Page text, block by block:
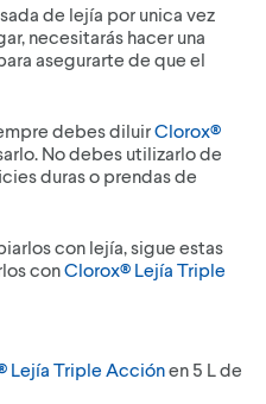
de lejía por unica vez
necesitarás hacer una
asegurarte de que el
debes diluirClorox®
No debes utilizarlo de
duras o prendas de
con lejía, sigue estas
conClorox® Lejía Triple
Lejía Triple Acciónen 5 L de